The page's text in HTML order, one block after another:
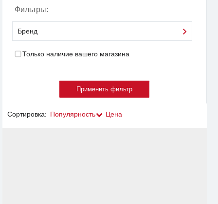
Фильтры:
Бренд
Только наличие вашего магазина
Сортировка: Популярность Цена